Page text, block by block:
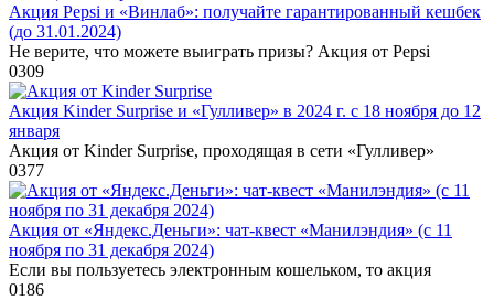
Акция Pepsi и «Винлаб»: получайте гарантированный кешбек
(до 31.01.2024)
Не верите, что можете выиграть призы? Акция от Pepsi
0309
Акция Kinder Surprise и «Гулливер» в 2024 г. с 18 ноября до 12
января
Акция от Kinder Surprise, проходящая в сети «Гулливер»
0377
Акция от «Яндекс.Деньги»: чат-квест «Манилэндия» (с 11
ноября по 31 декабря 2024)
Если вы пользуетесь электронным кошельком, то акция
0186